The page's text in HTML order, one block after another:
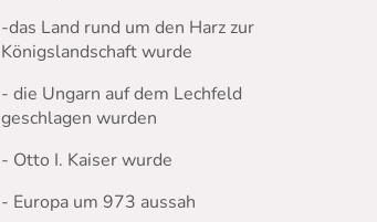
-das Land rund um den Harz zur
Königslandschaft wurde
- die Ungarn auf dem Lechfeld
geschlagen wurden
- Otto I. Kaiser wurde
- Europa um 973 aussah